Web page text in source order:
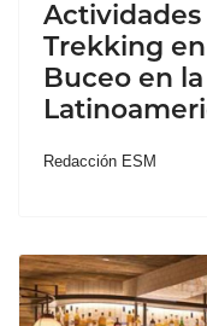
Actividades
Trekking
Buceo en
Redacción ESM